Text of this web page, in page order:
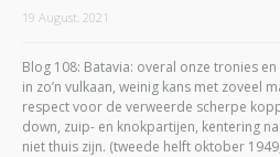
19 August, 2021
Blog 108: Batavia: overal onze tronies
in zo’n vulkaan, weinig kans met zoveel
respect voor de verweerde scherpe
down, zuip- en knokpartijen, kentering
niet thuis zijn. (tweede helft oktober